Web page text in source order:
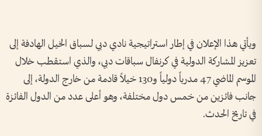
ويأتي هذا الإعلان في إطار استراتيجية نادي دبي لسباق الخيل الهادفة إلى
تعزيز المشاركة الدولية في كرنفال سباقات دبي، والذي استقطب خلال
الموسم الماضي 47 مدرباً دولياً و130 خيلاً قادمة من خارج الدولة، إلى
جانب فائزين من خمس دول مختلفة، وهو أعلى عدد من الدول الفائزة
في تاريخ الحدث.